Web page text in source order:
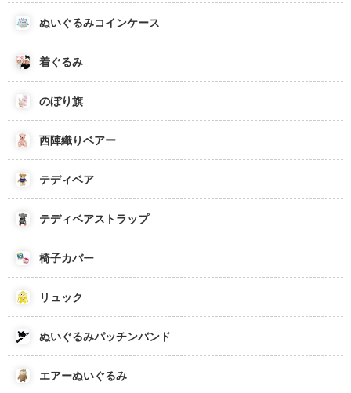
ぬいぐるみコインケース
着ぐるみ
のぼり旗
西陣織りベアー
テディベア
テディベアストラップ
椅子カバー
リュック
ぬいぐるみパッチンバンド
エアーぬいぐるみ